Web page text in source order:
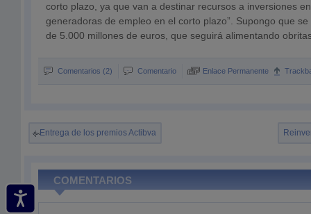
corto plazo, ya que van a destinar recursos a inversiones
generadoras de empleo en el corto plazo”. Supongo que
de 5.000 millones de euros, que seguirá alimentando
Comentarios (2) Comentario Enlace Permanente
Entrega de los premios Actibva
COMENTARIOS